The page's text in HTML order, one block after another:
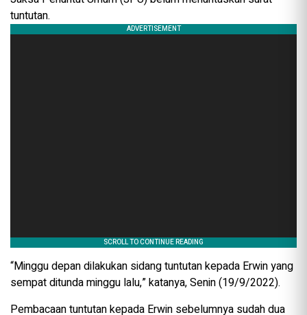
tuntutan.
“Minggu depan dilakukan sidang tuntutan kepada Erwin yang
sempat ditunda minggu lalu,” katanya, Senin (19/9/2022).
Pembacaan tuntutan kepada Erwin sebelumnya sudah dua